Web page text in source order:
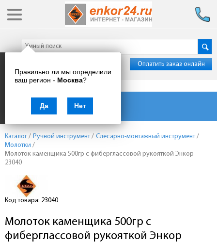
Правильно ли мы определили
ваш регион - Москва?
Да Нет
Оплатить заказ онлайн
Каталог товаров
Каталог / Ручной инструмент/ Слесарно-монтажный инструмент/
Молотки /
Молоток каменщика 500гр с фиберглассовой рукояткой Энкор
23040
Код товара: 23040
Молоток каменщика 500гр с
фиберглассовой рукояткой Энкор